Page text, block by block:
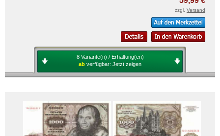
Impressum
zzgl. Versand
8 Variante(n) / Erhaltung(en)
ab verfügbar: Jetzt zeigen